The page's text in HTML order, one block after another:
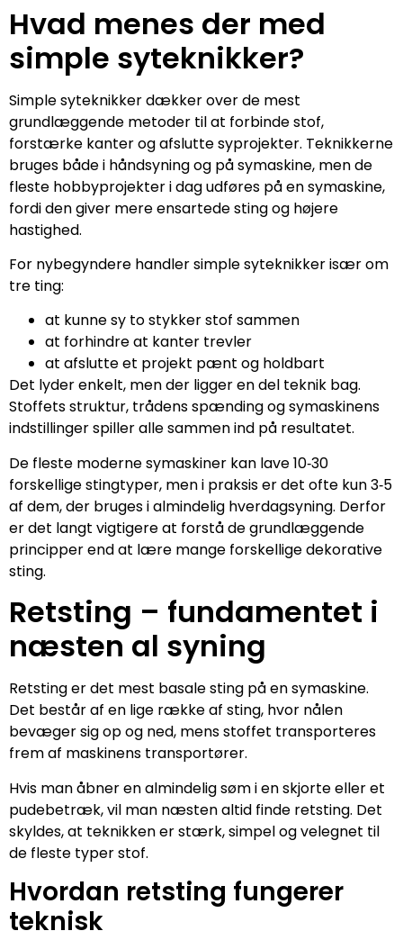
Hvad menes der med
simple syteknikker?
Simple syteknikker dækker over de mest
grundlæggende metoder til at forbinde stof,
forstærke kanter og afslutte syprojekter. Teknikkerne
bruges både i håndsyning og på symaskine, men de
fleste hobbyprojekter i dag udføres på en symaskine,
fordi den giver mere ensartede sting og højere
hastighed.
For nybegyndere handler simple syteknikker især om
tre ting:
at kunne sy to stykker stof sammen
at forhindre at kanter trevler
at afslutte et projekt pænt og holdbart
Det lyder enkelt, men der ligger en del teknik bag.
Stoffets struktur, trådens spænding og symaskinens
indstillinger spiller alle sammen ind på resultatet.
De fleste moderne symaskiner kan lave 10‑30
forskellige stingtyper, men i praksis er det ofte kun 3‑5
af dem, der bruges i almindelig hverdagsyning. Derfor
er det langt vigtigere at forstå de grundlæggende
principper end at lære mange forskellige dekorative
sting.
Retsting – fundamentet i
næsten al syning
Retsting er det mest basale sting på en symaskine.
Det består af en lige række af sting, hvor nålen
bevæger sig op og ned, mens stoffet transporteres
frem af maskinens transportører.
Hvis man åbner en almindelig søm i en skjorte eller et
pudebetræk, vil man næsten altid finde retsting. Det
skyldes, at teknikken er stærk, simpel og velegnet til
de fleste typer stof.
Hvordan retsting fungerer
teknisk